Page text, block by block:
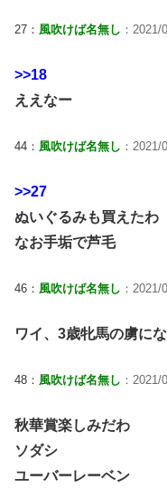
27： 風吹けば名無し ：
>>18
ええなー
44： 風吹けば名無し ：
>>27
ぬいぐるみも買えたわ
なお手垢で芦毛
46： 風吹けば名無し ：
ワイ、3歳牝馬の虜に
48： 風吹けば名無し ：
秋華賞楽しみだわ
ソダシ
ユーバーレーベン